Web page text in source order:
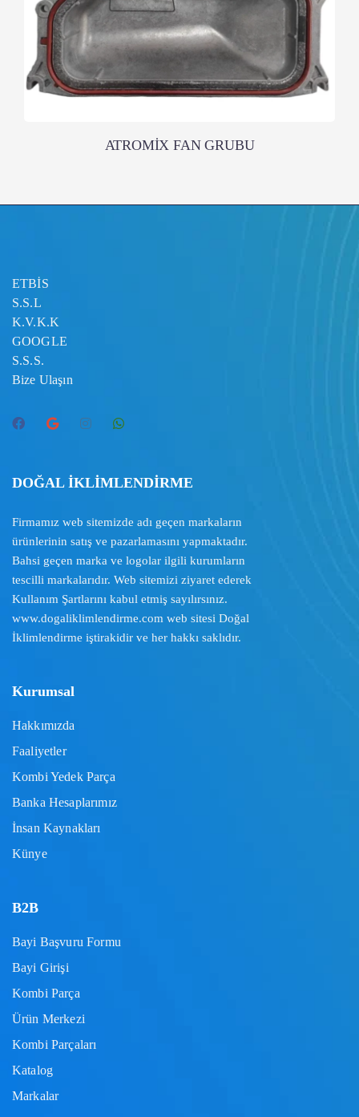
ATROMİX FAN GRUBU
ETBİS
S.S.L
K.V.K.K
GOOGLE
S.S.S.
Bize Ulaşın
DOĞAL İKLİMLENDİRME
Firmamız web sitemizde adı geçen markaların
ürünlerinin satış ve pazarlamasını yapmaktadır.
Bahsi geçen marka ve logolar ilgili kurumların
tescilli markalarıdır. Web sitemizi ziyaret ederek
Kullanım Şartlarını kabul etmiş sayılırsınız.
www.dogaliklimlendirme.com web sitesi Doğal
İklimlendirme iştirakidir ve her hakkı saklıdır.
Kurumsal
Hakkımızda
Faaliyetler
Kombi Yedek Parça
Banka Hesaplarımız
İnsan Kaynakları
Künye
B2B
Bayi Başvuru Formu
Bayi Girişi
Kombi Parça
Ürün Merkezi
Kombi Parçaları
Katalog
Markalar